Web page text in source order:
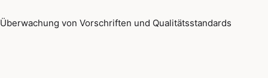
Überwachung von Vorschriften und Qualitätsstandards